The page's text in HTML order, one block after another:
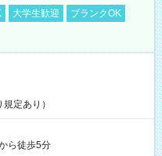
大学生歓迎
ブランクOK
定あり）
ら徒歩5分